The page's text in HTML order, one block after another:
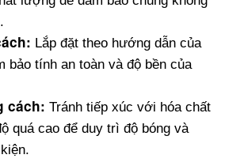
Lắp đặt theo hướng dẫn của
bảo tính an toàn và độ bền của
cách: Tránh tiếp xúc với hóa chất
quá cao để duy trì độ bóng và